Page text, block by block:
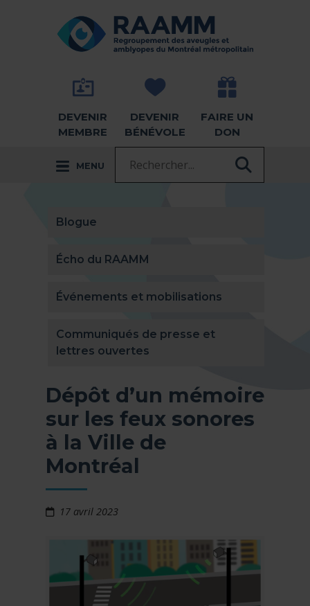
RETOUR À LA PAGE D'ACCUEIL -
DEVENIR
MEMBRE
DEVENIR
BÉNÉVOLE
FAIRE UN
DON
MENU
Blogue
Écho du RAAMM
Événements et mobilisations
Communiqués de presse et
lettres ouvertes
Dépôt d’un mémoire
sur les feux sonores
à la Ville de
Montréal
17 avril 2023